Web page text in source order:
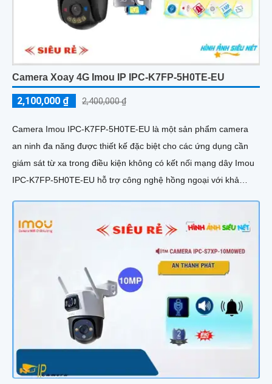
Camera Xoay 4G Imou IP IPC-K7FP-5H0TE-EU
2,100,000 ₫ 2,400,000 ₫
Camera Imou IPC-K7FP-5H0TE-EU là một sản phẩm camera
an ninh đa năng được thiết kế đặc biệt cho các ứng dụng cần
giám sát từ xa trong điều kiện không có kết nối mạng dây Imou
IPC-K7FP-5H0TE-EU hỗ trợ công nghệ hồng ngoại với khả